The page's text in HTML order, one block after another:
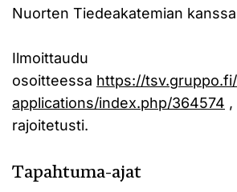
Nuorten Tiedeakatemian
Ilmoittaudu
osoitteessa https://
applications/index.php/364574 ,
rajoitetusti.
Tapahtuma-ajat